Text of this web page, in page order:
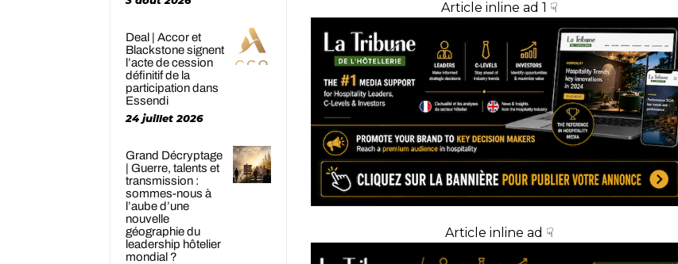
Deal | Accor et
Blackstone signent
l’acte de cession
définitif de la
participation dans
Essendi
24 juillet 2026
Grand Décryptage
| Guerre, talents et
transmission :
sommes-nous à
l’aube d’une
nouvelle
géographie du
leadership hôtelier
mondial ?
Article inline ad 1 ☟
Article inline ad ☟